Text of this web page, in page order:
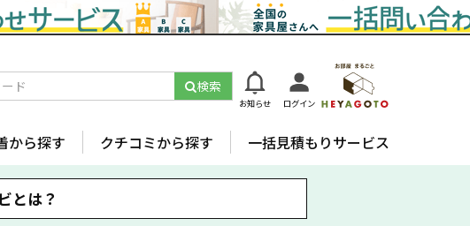
検索
お知らせ ログイン
から探す クチコミから探す 一括見積もりサービス
とは？